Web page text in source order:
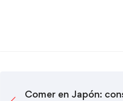
Comer en Japón: